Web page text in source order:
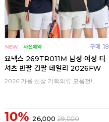
구매 18
요넥스 269TR011M 남성 여성 티
셔츠 반팔 긴팔 데일리 2026FW
2026 가을 신상 기획의류 모음전!
10% 26,000 29,000